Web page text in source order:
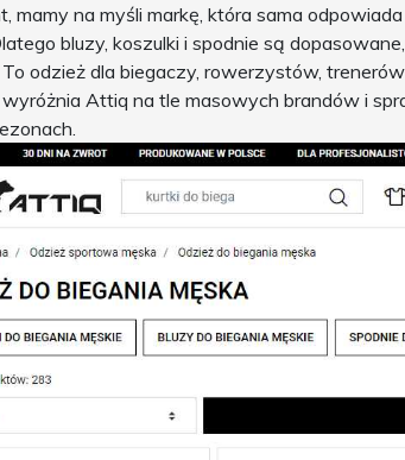
mamy na myśli markę, która sama
bluzy, koszulki i spodnie są
To odzież dla biegaczy, rowerzystów,
wyróżnia Attiq na tle masowych brandów i